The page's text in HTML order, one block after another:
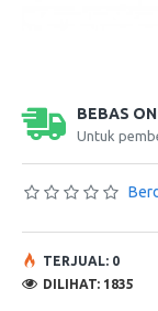
BEBAS
Untuk
TERJUAL: 0
DILIHAT: 1835